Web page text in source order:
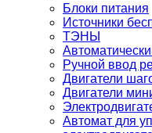
Блоки питания
Источники
ТЭНЫ
Ручной ввод
Двигатели
Двигатели
Автомат для